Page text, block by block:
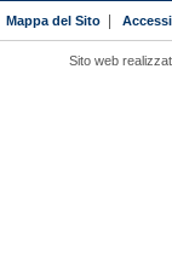
Mappa del Sito|
Sito web